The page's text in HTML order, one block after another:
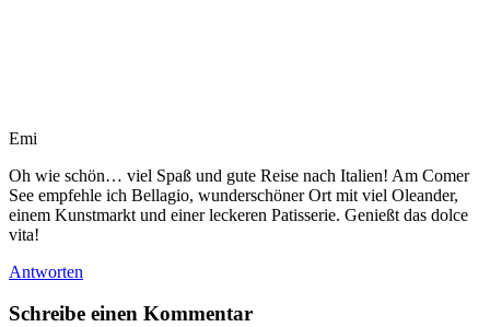
Emi
Oh wie schön… viel Spaß und gute Reise nach Italien! Am Comer
See empfehle ich Bellagio, wunderschöner Ort mit viel Oleander,
einem Kunstmarkt und einer leckeren Patisserie. Genießt das dolce
vita!
Antworten
Schreibe einen Kommentar